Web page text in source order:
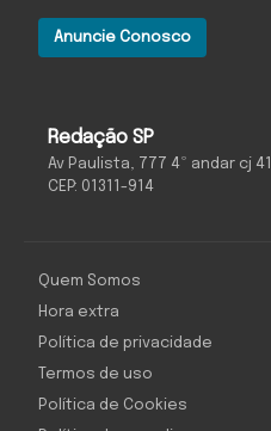
Redação SP
Av Paulista, 777 4º andar cj
CEP: 01311-914
Anuncie Conosco
Quem Somos
Hora extra
Política de privacidade
Termos de uso
Política de Cookies